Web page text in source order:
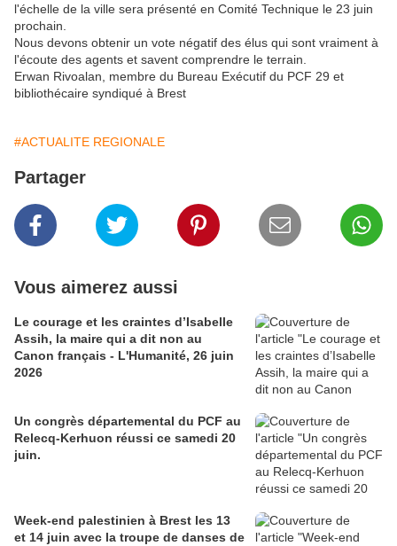
l'échelle de la ville sera présenté en Comité Technique le 23 juin
prochain.
Nous devons obtenir un vote négatif des élus qui sont vraiment à
l'écoute des agents et savent comprendre le terrain.
Erwan Rivoalan, membre du Bureau Exécutif du PCF 29 et
bibliothécaire syndiqué à Brest
#ACTUALITE REGIONALE
Partager
Vous aimerez aussi
Le courage et les craintes d’Isabelle
Assih, la maire qui a dit non au
Canon français - L'Humanité, 26 juin
2026
Un congrès départemental du PCF au
Relecq-Kerhuon réussi ce samedi 20
juin.
Week-end palestinien à Brest les 13
et 14 juin avec la troupe de danses de